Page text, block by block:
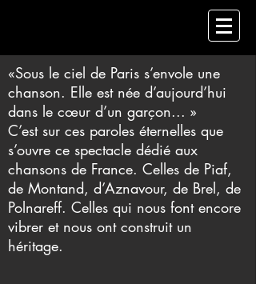
«Sous le ciel de Paris s’envole une
chanson. Elle est née d’aujourd’hui
dans le cœur d’un garçon... »
C’est sur ces paroles éternelles que
s’ouvre ce spectacle dédié aux
chansons de France. Celles de Piaf,
de Montand, d’Aznavour, de Brel, de
Polnareff. Celles qui nous font encore
vibrer et nous ont construit un
héritage.